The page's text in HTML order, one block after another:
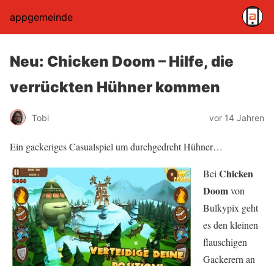
appgemeinde
Neu: Chicken Doom – Hilfe, die
verrückten Hühner kommen
Tobi vor 14 Jahren
Ein gackeriges Casualspiel um durchgedreht Hühner…
Bei Chicken
Doomvon
Bulkypix geht
es den kleinen
flauschigen
Gackerern an